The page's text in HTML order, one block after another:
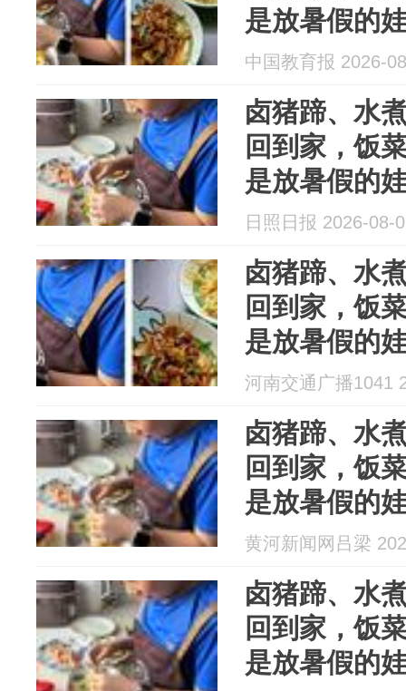
是放暑假的
中国教育报 2026-
卤猪蹄、水
回到家，饭
是放暑假的
日照日报 2026-08-
卤猪蹄、水
回到家，饭
是放暑假的
河南交通广播1041
卤猪蹄、水
回到家，饭
是放暑假的
黄河新闻网吕梁
卤猪蹄、水
回到家，饭
是放暑假的